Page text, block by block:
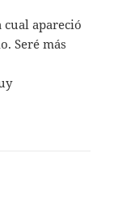
apareció
Seré más